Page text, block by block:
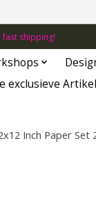
shipping!
exclusieve
Inch Paper Set